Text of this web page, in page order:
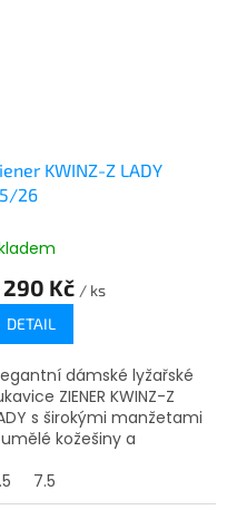
KWINZ-Z LADY
26
290 Kč / ks
DETAIL
dámské lyžařské
ZIENER KWINZ-Z
s širokými manžetami
kožešiny a
vzhled. Velmi
výplň udržuje
7.5